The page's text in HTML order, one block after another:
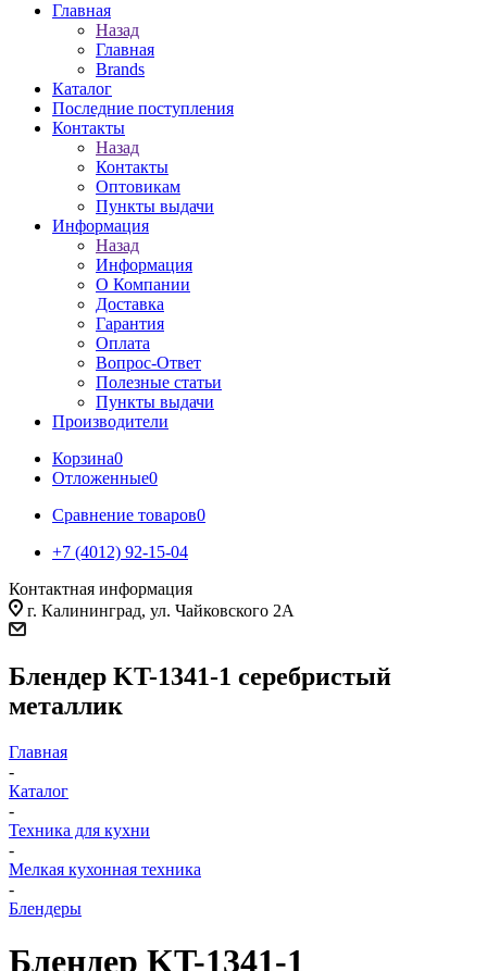
Главная
Назад
Главная
Brands
Каталог
Последние поступления
Контакты
Назад
Контакты
Оптовикам
Пункты выдачи
Информация
Назад
Информация
О Компании
Доставка
Гарантия
Оплата
Вопрос-Ответ
Полезные статьи
Пункты выдачи
Производители
Корзина0
Отложенные0
Сравнение товаров0
+7 (4012) 92-15-04
Контактная информация
г. Калининград, ул. Чайковского 2А
Блендер KT-1341-1 серебристый
металлик
Главная
-
Каталог
-
Техника для кухни
-
Мелкая кухонная техника
-
Блендеры
Блендер KT-1341-1